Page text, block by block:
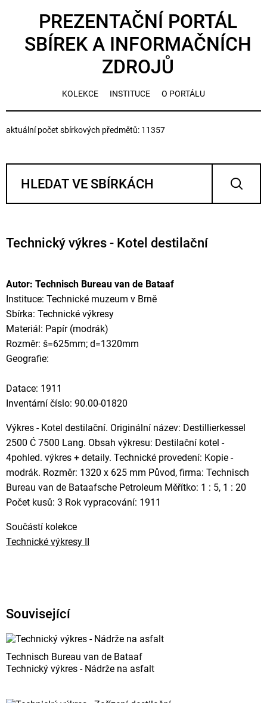
PREZENTAČNÍ PORTÁL
SBÍREK A INFORMAČNÍCH
ZDROJŮ
KOLEKCE INSTITUCE O PORTÁLU
aktuální počet sbírkových předmětů: 11357
Technický výkres - Kotel destilační
Autor: Technisch Bureau van de Bataaf
Instituce: Technické muzeum v Brně
Sbírka: Technické výkresy
Materiál: Papír (modrák)
Rozměr: š=625mm; d=1320mm
Geografie:
Datace: 1911
Inventární číslo: 90.00-01820
Výkres - Kotel destilační. Originální název: Destillierkessel
2500 Ć 7500 Lang. Obsah výkresu: Destilační kotel -
4pohled. výkres + detaily. Technické provedení: Kopie -
modrák. Rozměr: 1320 x 625 mm Původ, firma: Technisch
Bureau van de Bataafsche Petroleum Měřítko: 1 : 5, 1 : 20
Počet kusů: 3 Rok vypracování: 1911
Součástí kolekce
Technické výkresy II
Související
Technisch Bureau van de Bataaf
Technický výkres - Nádrže na asfalt